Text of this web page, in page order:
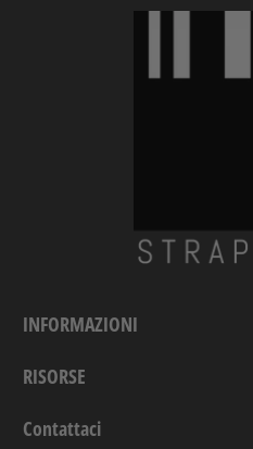
INFORMAZIONI
RISORSE
Contattaci